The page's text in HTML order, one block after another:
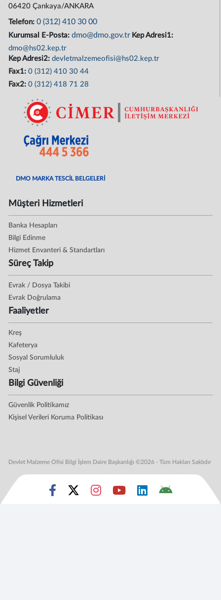
06420 Çankaya/ANKARA
Telefon:0 (312) 410 30 00
Kurumsal E-Posta:dmo@dmo.gov.tr Kep Adresi1:
dmo@hs02.kep.tr
Kep Adresi2:devletmalzemeofisi@hs02.kep.tr
Fax1:0 (312) 410 30 44
Fax2:0 (312) 418 71 28
DMO MARKA TESCİL BELGELERİ
Müşteri Hizmetleri
Banka Hesapları
Bilgi Edinme
Hizmet Envanteri & Standartları
Süreç Takip
Evrak / Dosya Takibi
Evrak Doğrulama
Faaliyetler
Kreş
Kafeterya
Sosyal Sorumluluk
Staj
Bilgi Güvenliği
Güvenlik Politikamız
Kişisel Verileri Koruma Politikası
Devlet Malzeme Ofisi Bilgi İşlem Daire Başkanlığı ©2026 - Tüm Hakları Saklıdır